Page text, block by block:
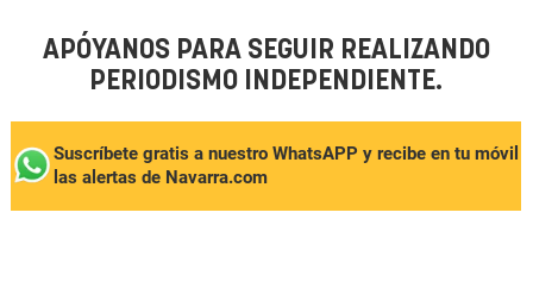
APÓYANOS PARA SEGUIR REALIZANDO
PERIODISMO INDEPENDIENTE.
Suscríbete gratis a nuestro WhatsAPP y recibe en tu móvil
las alertas de Navarra.com